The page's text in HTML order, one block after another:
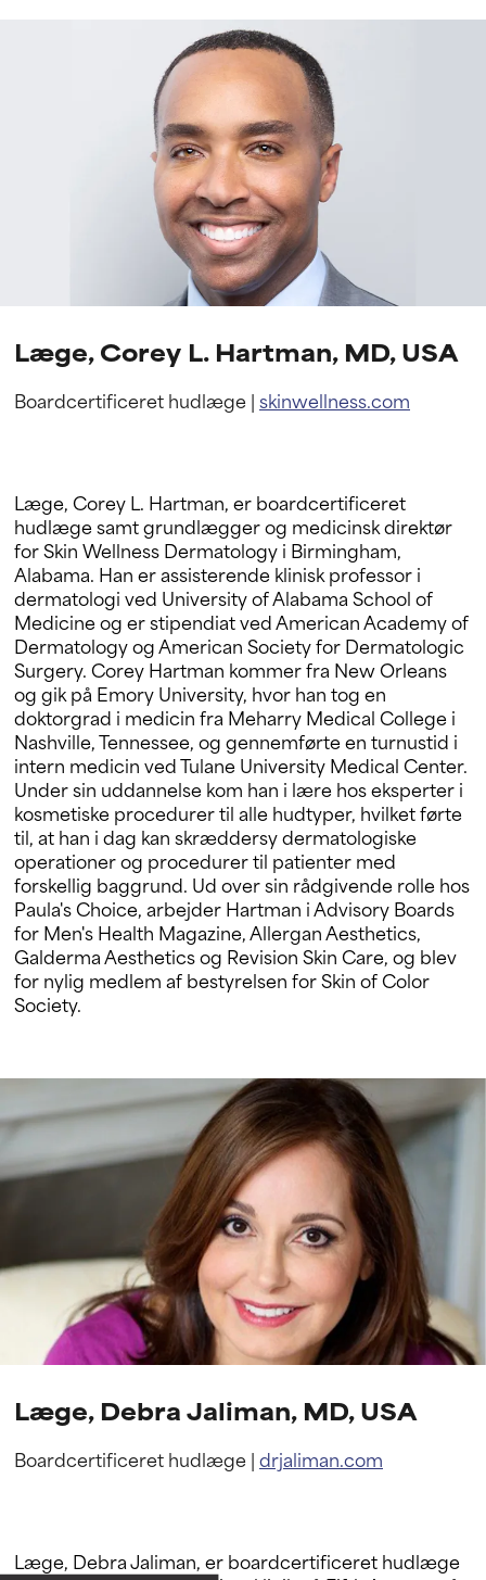
Læge, Corey L. Hartman, MD, USA
Boardcertificeret hudlæge |skinwellness.com
Læge, Corey L. Hartman, er boardcertificeret
hudlæge samt grundlægger og medicinsk direktør
for Skin Wellness Dermatology i Birmingham,
Alabama. Han er assisterende klinisk professor i
dermatologi ved University of Alabama School of
Medicine og er stipendiat ved American Academy of
Dermatology og American Society for Dermatologic
Surgery. Corey Hartman kommer fra New Orleans
og gik på Emory University, hvor han tog en
doktorgrad i medicin fra Meharry Medical College i
Nashville, Tennessee, og gennemførte en turnustid i
intern medicin ved Tulane University Medical Center.
Under sin uddannelse kom han i lære hos eksperter i
kosmetiske procedurer til alle hudtyper, hvilket førte
til, at han i dag kan skræddersy dermatologiske
operationer og procedurer til patienter med
forskellig baggrund. Ud over sin rådgivende rolle hos
Paula's Choice, arbejder Hartman i Advisory Boards
for Men's Health Magazine, Allergan Aesthetics,
Galderma Aesthetics og Revision Skin Care, og blev
for nylig medlem af bestyrelsen for Skin of Color
Society.
Læge, Debra Jaliman, MD, USA
Boardcertificeret hudlæge |drjaliman.com
Læge, Debra Jaliman, er boardcertificeret hudlæge